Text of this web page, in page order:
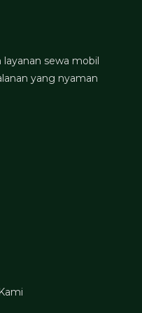
sewa mobil
yang nyaman